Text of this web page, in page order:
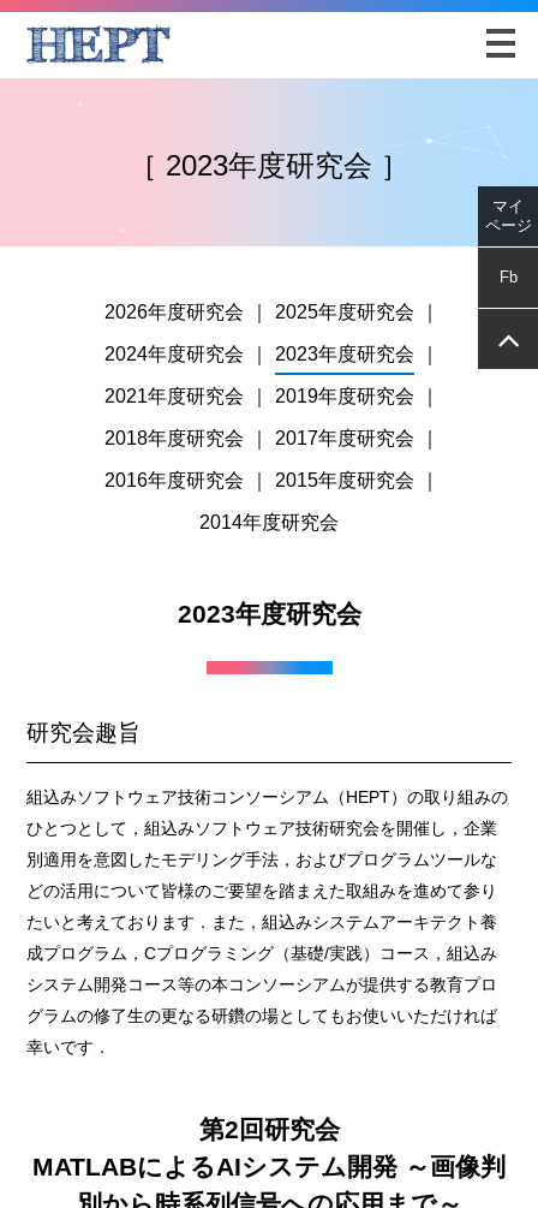
マイページ
［ 2023年度研究会 ］
2026年度研究会 2025年度研究会
2024年度研究会 2023年度研究会
2021年度研究会 2019年度研究会
2018年度研究会 2017年度研究会
2016年度研究会 2015年度研究会
2014年度研究会
2023年度研究会
研究会趣旨
組込みソフトウェア技術コンソーシアム（HEPT）の取り組みの
ひとつとして，組込みソフトウェア技術研究会を開催し，企業
別適用を意図したモデリング手法，およびプログラムツールな
どの活用について皆様のご要望を踏まえた取組みを進めて参り
たいと考えております．また，組込みシステムアーキテクト養
成プログラム，Cプログラミング（基礎/実践）コース，組込み
システム開発コース等の本コンソーシアムが提供する教育プロ
グラムの修了生の更なる研鑽の場としてもお使いいただければ
幸いです．
第2回研究会
MATLABによるAIシステム開発 ～画像判
マイ
ページ
Fb